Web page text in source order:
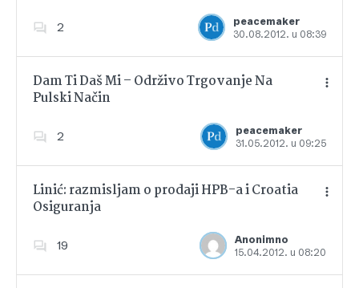
2
peacemaker
30.08.2012. u 08:39
Dodajte u favorite
Dam Ti Daš Mi – Održivo Trgovanje Na
Pulski Način
2
peacemaker
31.05.2012. u 09:25
Dodajte u favorite
Linić: razmisljam o prodaji HPB-a i Croatia
Osiguranja
19
Anonimno
15.04.2012. u 08:20
Dodajte u favorite